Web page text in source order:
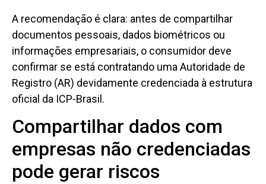
A recomendação é clara: antes de compartilhar
documentos pessoais, dados biométricos ou
informações empresariais, o consumidor deve
confirmar se está contratando uma Autoridade de
Registro (AR) devidamente credenciada à estrutura
oficial da ICP-Brasil.
Compartilhar dados com
empresas não credenciadas
pode gerar riscos